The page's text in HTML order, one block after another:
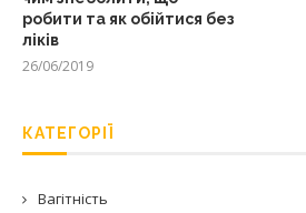
робити та як обійтися без
ліків
26/06/2019
КАТЕГОРІЇ
Вагітність